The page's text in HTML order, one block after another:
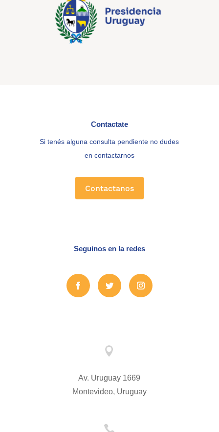
Contactate
Si tenés alguna consulta pendiente no dudes
en contactarnos
Contactanos
Seguinos en la redes

Av. Uruguay 1669
Montevideo, Uruguay
